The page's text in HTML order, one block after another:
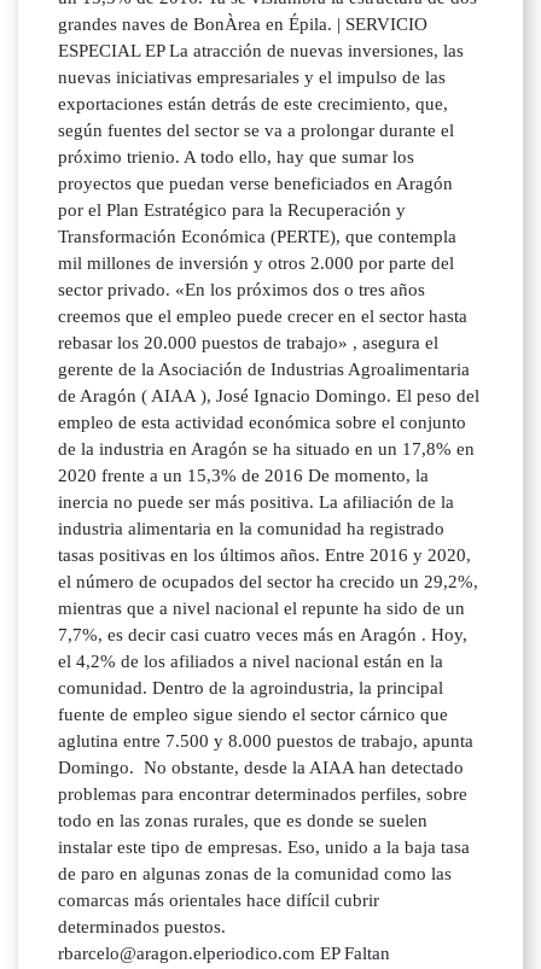
grandes naves de BonÀrea en Épila. | SERVICIO
ESPECIAL EP La atracción de nuevas inversiones, las
nuevas iniciativas empresariales y el impulso de las
exportaciones están detrás de este crecimiento, que,
según fuentes del sector se va a prolongar durante el
próximo trienio. A todo ello, hay que sumar los
proyectos que puedan verse beneficiados en Aragón
por el Plan Estratégico para la Recuperación y
Transformación Económica (PERTE), que contempla
mil millones de inversión y otros 2.000 por parte del
sector privado. «En los próximos dos o tres años
creemos que el empleo puede crecer en el sector hasta
rebasar los 20.000 puestos de trabajo» , asegura el
gerente de la Asociación de Industrias Agroalimentaria
de Aragón ( AIAA ), José Ignacio Domingo. El peso del
empleo de esta actividad económica sobre el conjunto
de la industria en Aragón se ha situado en un 17,8% en
2020 frente a un 15,3% de 2016 De momento, la
inercia no puede ser más positiva. La afiliación de la
industria alimentaria en la comunidad ha registrado
tasas positivas en los últimos años. Entre 2016 y 2020,
el número de ocupados del sector ha crecido un 29,2%,
mientras que a nivel nacional el repunte ha sido de un
7,7%, es decir casi cuatro veces más en Aragón . Hoy,
el 4,2% de los afiliados a nivel nacional están en la
comunidad. Dentro de la agroindustria, la principal
fuente de empleo sigue siendo el sector cárnico que
aglutina entre 7.500 y 8.000 puestos de trabajo, apunta
Domingo. No obstante, desde la AIAA han detectado
problemas para encontrar determinados perfiles, sobre
todo en las zonas rurales, que es donde se suelen
instalar este tipo de empresas. Eso, unido a la baja tasa
de paro en algunas zonas de la comunidad como las
comarcas más orientales hace difícil cubrir
determinados puestos.
rbarcelo@aragon.elperiodico.com EP Faltan